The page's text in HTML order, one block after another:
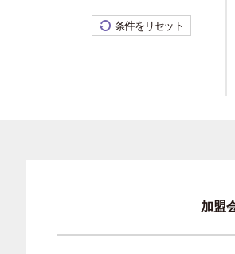
条件をリセット
加盟